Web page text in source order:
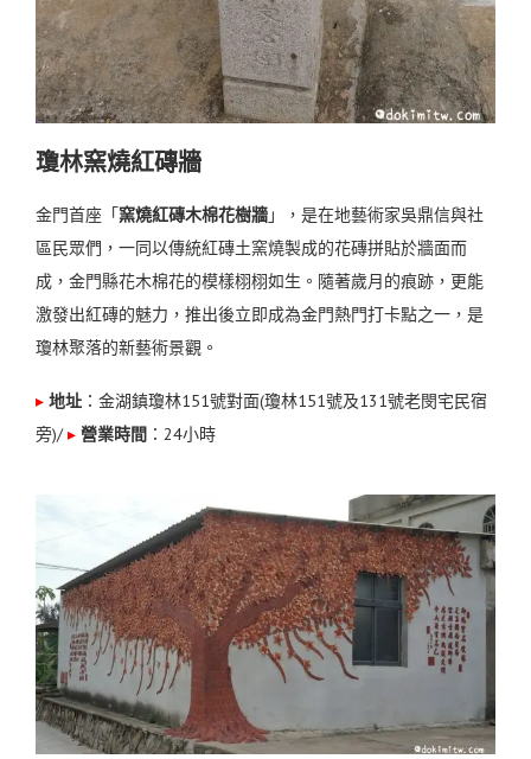
瓊林窯燒紅磚牆
金門首座「窯燒紅磚木棉花樹牆」，是在地藝術家吳鼎信與社
區民眾們，一同以傳統紅磚土窯燒製成的花磚拼貼於牆面而
成，金門縣花木棉花的模樣栩栩如生。隨著歲月的痕跡，更能
激發出紅磚的魅力，推出後立即成為金門熱門打卡點之一， 是
瓊林聚落的新藝術景觀。
▸ 地址 ：金湖鎮瓊林151號對面(瓊林151號及131號老閔宅民宿
旁)/▸ 營業時間 ：24小時